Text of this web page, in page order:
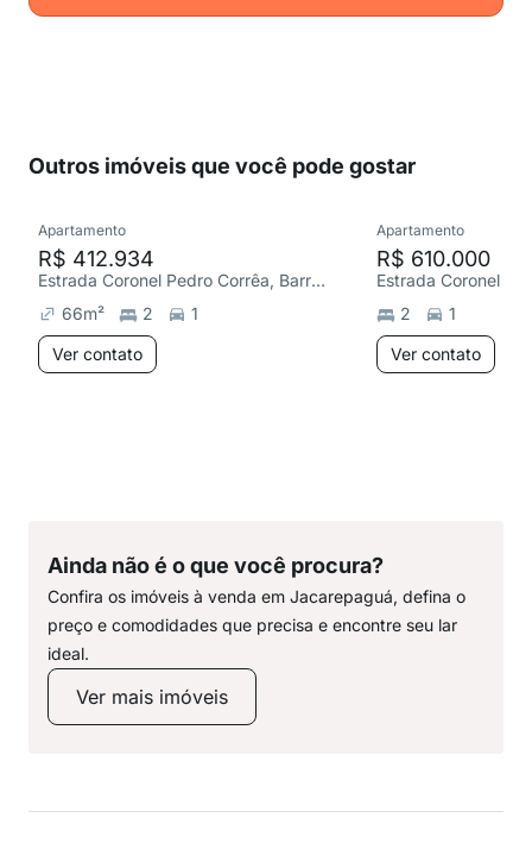
Outros imóveis que você pode gostar
Apartamento
R$ 412.934
Estrada Coronel Pedro Corrêa, Barra Olímpica
66m² 2
1
Ver contato
Apartamento
R$ 610.000
2
1
Ver contato
Ainda não é o que você procura?
Confira os imóveis à venda em Jacarepaguá, defina o
preço e comodidades que precisa e encontre seu lar
ideal.
Ver mais imóveis